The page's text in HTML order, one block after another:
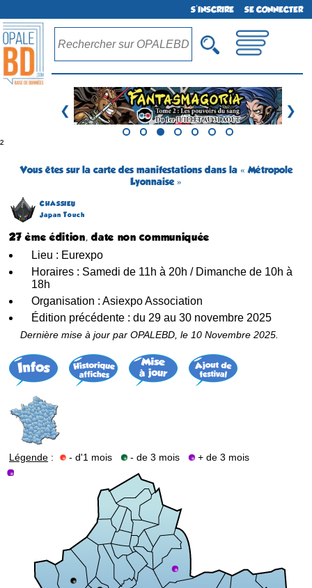
S'INSCRIRE SE CONNECTER
❮ ❯
²
Vous êtes sur la carte des manifestations dans la « Métropole
Lyonnaise »
CHASSIEU
Japan Touch
27 ème édition, date non communiquée
Lieu : Eurexpo
Horaires : Samedi de 11h à 20h / Dimanche de 10h à
18h
Organisation : Asiexpo Association
Édition précédente : du 29 au 30 novembre 2025
Dernière mise à jour par OPALEBD, le 10 Novembre 2025.
Légende : - d'1 mois - de 3 mois + de 3 mois